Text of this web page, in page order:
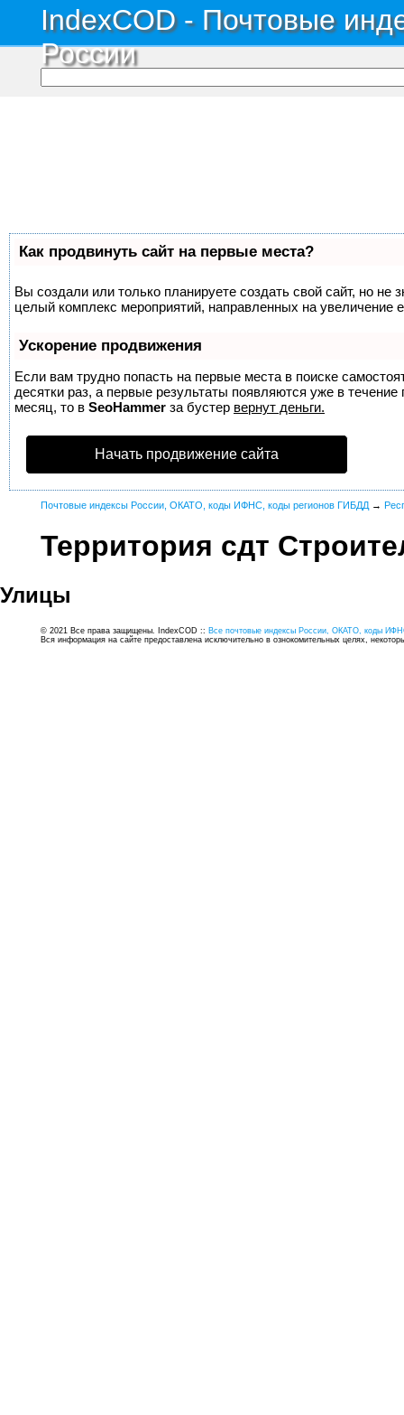
IndexCOD - Почтовые
России
Как продвинуть сайт на первые места?
Вы создали или только планируете создать свой сайт, но не
целый комплекс мероприятий, направленных на увеличение
Ускорение продвижения
Если вам трудно попасть на первые места в поиске
десятки раз, а первые результаты появляются уже в
месяц, то в SeoHammer за бустер вернут деньги.
Начать продвижение сайта
Почтовые индексы России, ОКАТО, коды ИФНС, коды регионов ГИБДД →
Территория сдт
Улицы
© 2021 Все права защищены. IndexCOD :: Все почтовые индексы России, ОКАТО, коды
Вся информация на сайте предоставлена исключительно в ознокомительных целях,